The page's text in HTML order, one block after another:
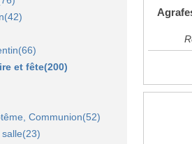
de table et terrasse(37)
d'été(9)
Saint Valentin(15)
et fête(200)
nature(6)
Communion(52)